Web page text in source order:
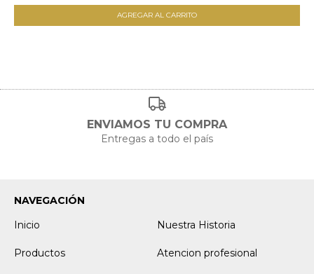
AGREGAR AL CARRITO
ENVIAMOS TU COMPRA
Entregas a todo el país
NAVEGACIÓN
Inicio
Nuestra Historia
Productos Atencion profesional